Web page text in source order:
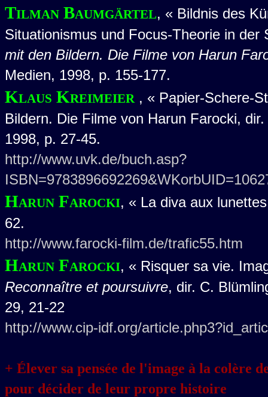
Tilman Baumgärtel, « Bildnis des
Situationismus und Focus-Theorie in
mit den Bildern. Die Filme von Harun
Medien, 1998, p. 155-177.
Klaus Kreimeier , « Papier-Schere-
Bildern. Die Filme von Harun Farocki,
1998, p. 27-45.
http://www.uvk.de/buch.asp?
Harun Farocki, « La diva aux
62.
http://www.farocki-film.de/trafic55.htm
Harun Farocki, « Risquer sa vie.
Reconnaître et poursuivre, dir. C.
29, 21-22
http://www.cip-idf.org/
+ Élever sa pensée de l'image à la colère
pour décider de leur propre histoire